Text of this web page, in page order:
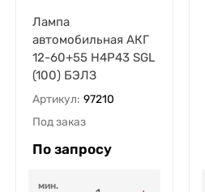
Лампа
автомобильная АКГ
12-60+55 Н4Р43 SGL
(100) БЭЛЗ
Артикул: 97210
Под заказ
По запросу
мин.